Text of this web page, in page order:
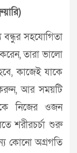
বন্ধুর সহযোগিতা
তারা ভালো
কাজেই যাকে
আর সময়টি
নিজের ওজন
শরীরচর্চা শুরু
কোনো অগ্রগতি